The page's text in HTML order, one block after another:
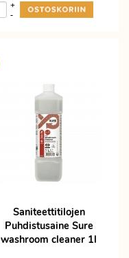
-
+
Saniteettitilojen
Puhdistusaine Sure
washroom cleaner 1l